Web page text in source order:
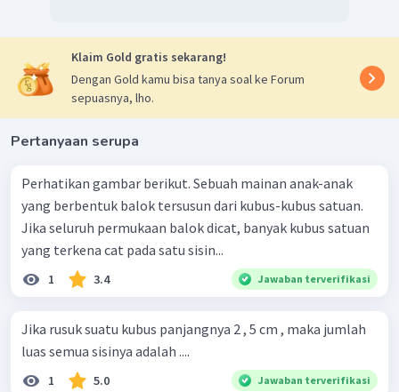
Klaim Gold gratis sekarang!
Dengan Gold kamu bisa tanya soal ke Forum
sepuasnya, lho.
Pertanyaan serupa
Perhatikan gambar berikut. Sebuah mainan anak-anak
yang berbentuk balok tersusun dari kubus-kubus satuan.
Jika seluruh permukaan balok dicat, banyak kubus satuan
yang terkena cat pada satu sisin...
1 3.4 Jawaban terverifikasi
Jika rusuk suatu kubus panjangnya 2 , 5 cm , maka jumlah
luas semua sisinya adalah ....
1 5.0 Jawaban terverifikasi